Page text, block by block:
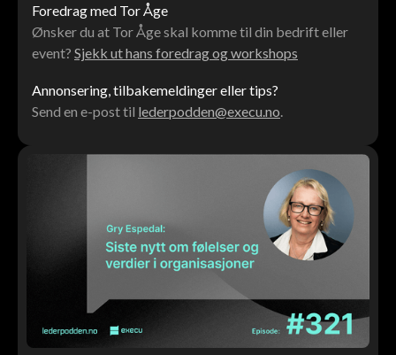
Foredrag med Tor Åge
Ønsker du at Tor Åge skal komme til din bedrift eller
event? Sjekk ut hans foredrag og workshops
Annonsering, tilbakemeldinger eller tips?
Send en e-post til lederpodden@execu.no.